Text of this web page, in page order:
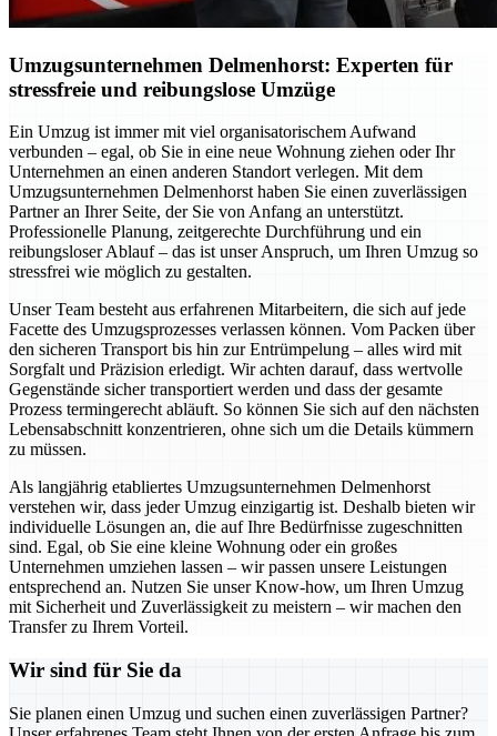
Umzugsunternehmen Delmenhorst: Experten für
stressfreie und reibungslose Umzüge
Ein Umzug ist immer mit viel organisatorischem Aufwand
verbunden – egal, ob Sie in eine neue Wohnung ziehen oder Ihr
Unternehmen an einen anderen Standort verlegen. Mit dem
Umzugsunternehmen Delmenhorst haben Sie einen zuverlässigen
Partner an Ihrer Seite, der Sie von Anfang an unterstützt.
Professionelle Planung, zeitgerechte Durchführung und ein
reibungsloser Ablauf – das ist unser Anspruch, um Ihren Umzug so
stressfrei wie möglich zu gestalten.
Unser Team besteht aus erfahrenen Mitarbeitern, die sich auf jede
Facette des Umzugsprozesses verlassen können. Vom Packen über
den sicheren Transport bis hin zur Entrümpelung – alles wird mit
Sorgfalt und Präzision erledigt. Wir achten darauf, dass wertvolle
Gegenstände sicher transportiert werden und dass der gesamte
Prozess termingerecht abläuft. So können Sie sich auf den nächsten
Lebensabschnitt konzentrieren, ohne sich um die Details kümmern
zu müssen.
Als langjährig etabliertes Umzugsunternehmen Delmenhorst
verstehen wir, dass jeder Umzug einzigartig ist. Deshalb bieten wir
individuelle Lösungen an, die auf Ihre Bedürfnisse zugeschnitten
sind. Egal, ob Sie eine kleine Wohnung oder ein großes
Unternehmen umziehen lassen – wir passen unsere Leistungen
entsprechend an. Nutzen Sie unser Know-how, um Ihren Umzug
mit Sicherheit und Zuverlässigkeit zu meistern – wir machen den
Transfer zu Ihrem Vorteil.
Wir sind für Sie da
Sie planen einen Umzug und suchen einen zuverlässigen Partner?